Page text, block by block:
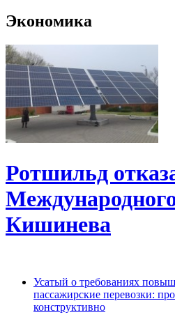
Экономика
Ротшильд
Кишинева
Усатый о требованиях
пассажирские перевозки:
конструктивно